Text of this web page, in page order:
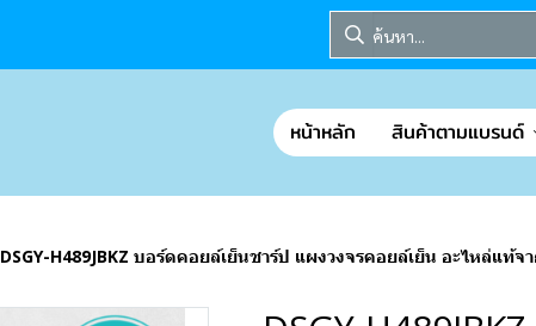
หน้าหลัก สินค้าตามแบรนด์
DSGY-H489JBKZ บอร์ดคอยล์เย็นชาร์ป แผงวงจรคอยล์เย็น อะไหล่แท้จ